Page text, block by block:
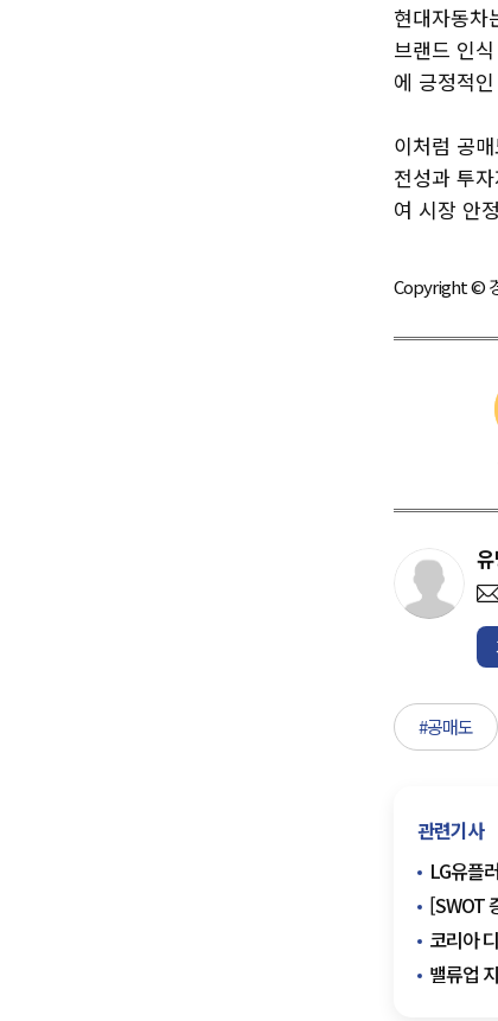
현대자동차
브랜드 인
에 긍정적
이처럼 공
전성과 투
여 시장 안
Copyright ©
#공매도
관련기사
LG유플
[SWOT
코리아
밸류업